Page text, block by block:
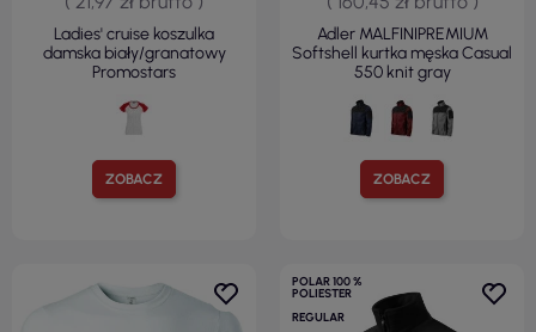
ZOBACZ
Ladies' cruise koszulka
damska biały/granatowy
Promostars
ZOBACZ
Adler MALFINIPREMIUM
Softshell kurtka męska Casual
550 knit gray
POLAR 100 %
POLIESTER
REGULAR